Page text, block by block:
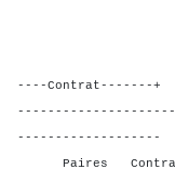
K: R
T: D 8
----Contrat-------+
-------------------
Paires